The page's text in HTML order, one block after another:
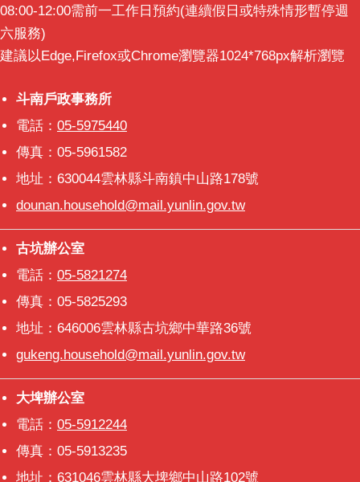
主
題
專
民
意
交
流
相
關
連
結
08:00-12:00需前一工作日預約(連續假日或特殊情形暫停週
六服務)
建議以Edge,Firefox或Chrome瀏覽器1024*768px解析瀏覽
斗南戶政事務所
斗南戶政事務所
電話： 05-5975440
傳真：05-5961582
地址：630044雲林縣斗南鎮中山路178號
dounan.household@mail.yunlin.gov.tw
古坑辦公室
古坑辦公室
電話： 05-5821274
傳真：05-5825293
地址：646006雲林縣古坑鄉中華路36號
gukeng.household@mail.yunlin.gov.tw
大埤辦公室
大埤辦公室
電話： 05-5912244
傳真：05-5913235
地址：631046雲林縣大埤鄉中山路102號